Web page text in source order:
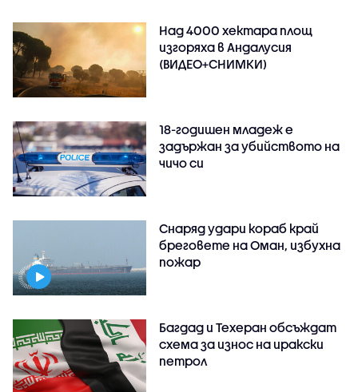
Над 4000 хектара площ
изгоряха в Андалусия
(ВИДЕО+СНИМКИ)
18-годишен младеж е
задържан за убийството на
чичо си
Снаряд удари кораб край
бреговете на Оман, избухна
пожар
Багдад и Техеран обсъждат
схема за износ на иракски
петрол